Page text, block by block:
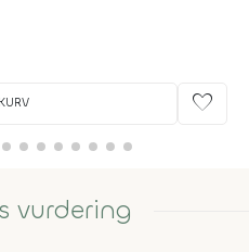
favorite
vurdering